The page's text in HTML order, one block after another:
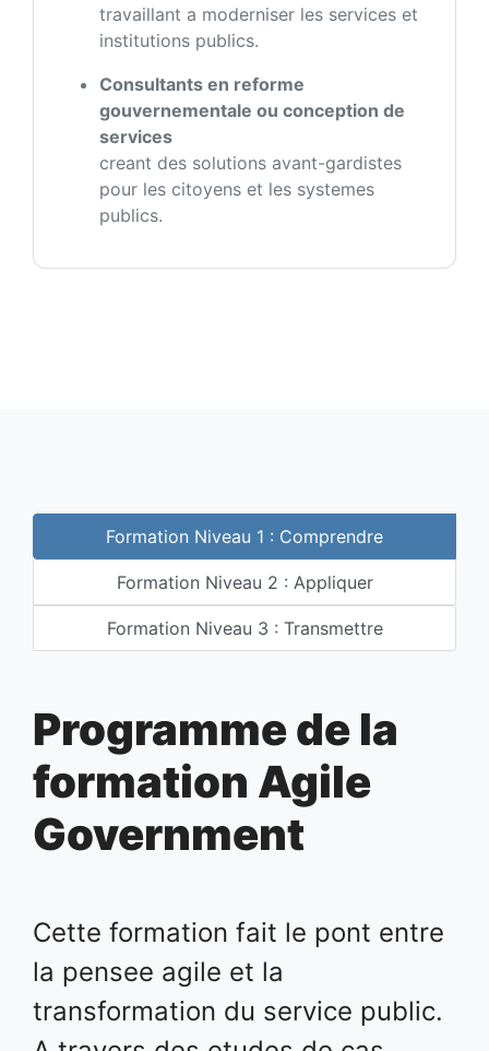
travaillant a moderniser les services et
institutions publics.
Consultants en reforme
gouvernementale ou conception de
services
creant des solutions avant-gardistes
pour les citoyens et les systemes
publics.
Formation Niveau 1 : Comprendre
Formation Niveau 2 : Appliquer
Formation Niveau 3 : Transmettre
Programme de la
formation Agile
Government
Cette formation fait le pont entre
la pensee agile et la
transformation du service public.